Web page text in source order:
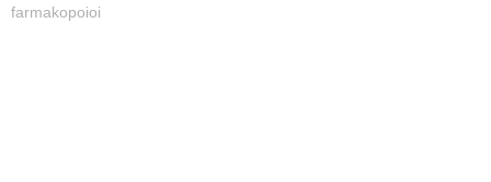
farmakopoioi